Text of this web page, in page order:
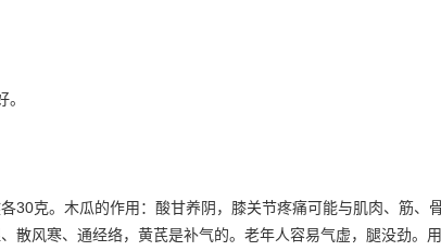
30克。木瓜的作用：酸甘养阴，膝关节疼痛可能与肌肉、筋、
风寒、通经络，黄芪是补气的。老年人容易气虚，腿没劲。用